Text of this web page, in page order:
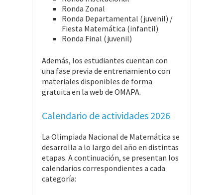
Ronda Zonal
Ronda Departamental (juvenil) /
Fiesta Matemática (infantil)
Ronda Final (juvenil)
Además, los estudiantes cuentan con
una fase previa de entrenamiento con
materiales disponibles de forma
gratuita en la web de OMAPA.
Calendario de actividades 2026
La Olimpiada Nacional de Matemática se
desarrolla a lo largo del año en distintas
etapas. A continuación, se presentan los
calendarios correspondientes a cada
categoría: